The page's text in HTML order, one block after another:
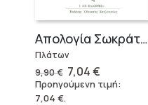
Απολογία Σωκράτους
Πλάτων
9,90€ Original
price
was:
7,04€Η
τρέχουσα
τιμή
Προηγούμενη τιμή:
7,04 €.